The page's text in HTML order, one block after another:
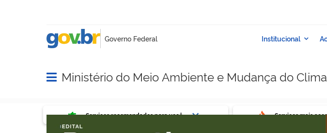
Abrir menu principal de navegação
Ministério do Meio Ambiente e Mudança do Clima
Serviços mais acessados do govbr